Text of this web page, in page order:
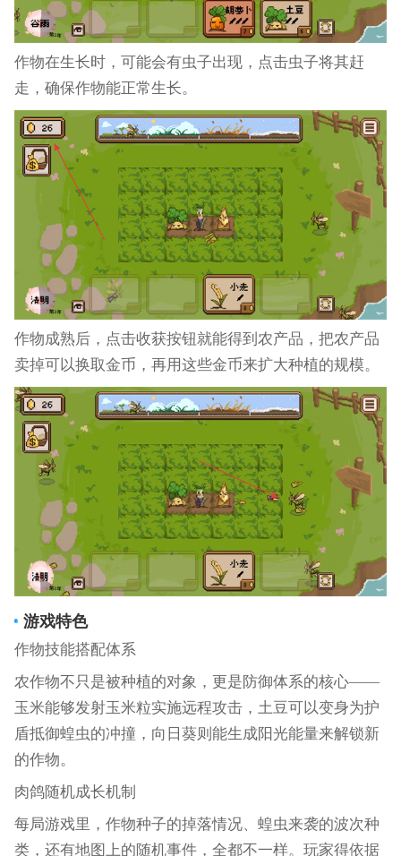
作物在生长时，可能会有虫子出现，点击虫子将其赶
走，确保作物能正常生长。
作物成熟后，点击收获按钮就能得到农产品，把农产品
卖掉可以换取金币，再用这些金币来扩大种植的规模。
游戏特色
作物技能搭配体系
农作物不只是被种植的对象，更是防御体系的核心——
玉米能够发射玉米粒实施远程攻击，土豆可以变身为护
盾抵御蝗虫的冲撞，向日葵则能生成阳光能量来解锁新
的作物。
肉鸽随机成长机制
每局游戏里，作物种子的掉落情况、蝗虫来袭的波次种
类，还有地图上的随机事件，全都不一样。玩家得依据